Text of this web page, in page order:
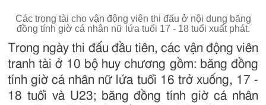
Các trọng tài cho vận động viên thi đấu ở nội dung băng
đồng tính giờ cá nhân nữ lứa tuổi 17 - 18 tuổi xuất phát.
Trong ngày thi đấu đầu tiên, các vận động viên
tranh tài ở 10 bộ huy chương gồm: băng đồng
tính giờ cá nhân nữ lứa tuổi 16 trở xuống, 17 -
18 tuổi và U23; băng đồng tính giờ cá nhân